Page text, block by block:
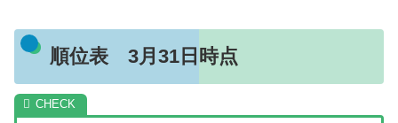
順位表 3月31日時点